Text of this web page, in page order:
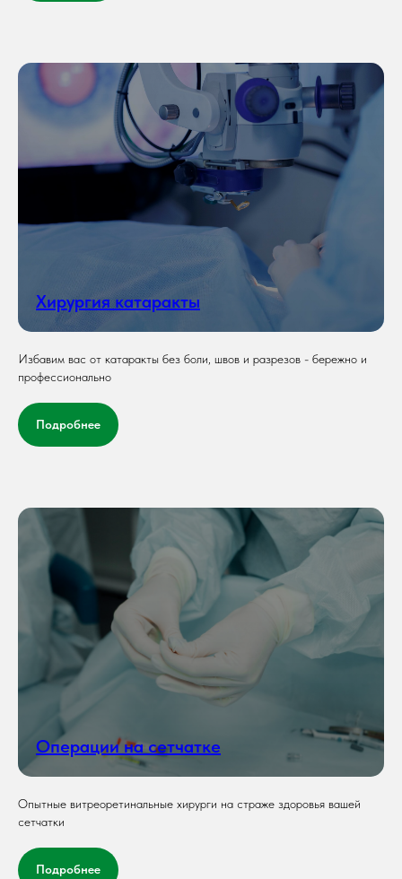
Хирургия катаракты
Избавим вас от катаракты без боли, швов и разрезов - бережно и
профессионально
Подробнее
Операции на сетчатке
Опытные витреоретинальные хирурги на страже здоровья вашей
сетчатки
Подробнее